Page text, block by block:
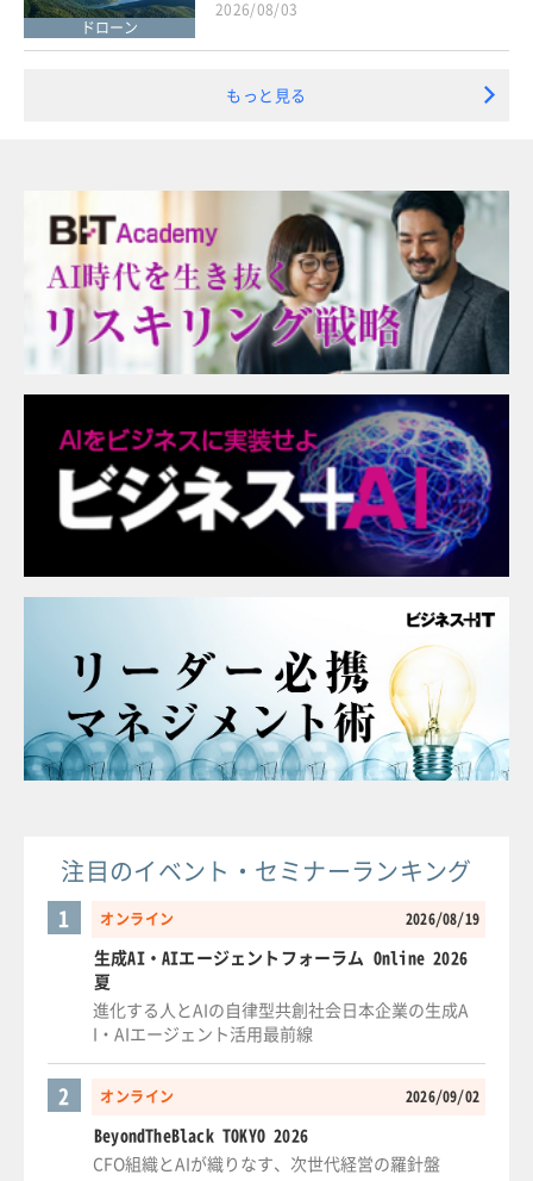
ドローン
2026/08/03
もっと見る
注目のイベント・セミナーランキング
オンライン 2026/08/19
1
生成AI・AIエージェントフォーラム Online 2026
夏
進化する人とAIの自律型共創社会日本企業の生成A
I・AIエージェント活用最前線
オンライン 2026/09/02
2
BeyondTheBlack TOKYO 2026
CFO組織とAIが織りなす、次世代経営の羅針盤